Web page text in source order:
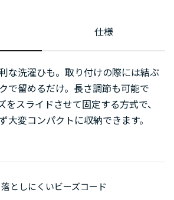
仕様
な洗濯ひも。取り付けの際には結ぶ
で留めるだけ。長さ調節も可能で
をスライドさせて固定する方式で、
大変コンパクトに収納できます。
としにくいビーズコード